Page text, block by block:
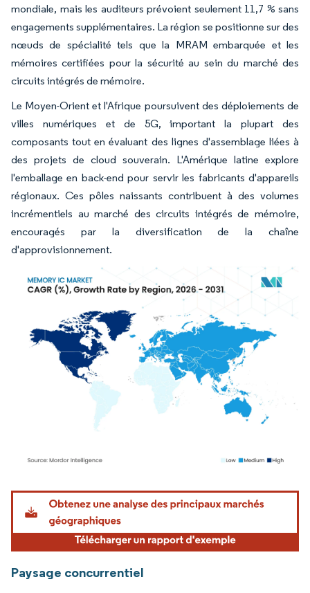
mondiale, mais les auditeurs prévoient seulement 11,7 % sans
engagements supplémentaires. La région se positionne sur des
nœuds de spécialité tels que la MRAM embarquée et les
mémoires certifiées pour la sécurité au sein du marché des
circuits intégrés de mémoire.
Le Moyen-Orient et l'Afrique poursuivent des déploiements de
villes numériques et de 5G, important la plupart des
composants tout en évaluant des lignes d'assemblage liées à
des projets de cloud souverain. L'Amérique latine explore
l'emballage en back-end pour servir les fabricants d'appareils
régionaux. Ces pôles naissants contribuent à des volumes
incrémentiels au marché des circuits intégrés de mémoire,
encouragés par la diversification de la chaîne
d'approvisionnement.
Image © Mordor Intelligence. La réutilisation nécessite une attribution sous CC BY
Paysage concurrentiel